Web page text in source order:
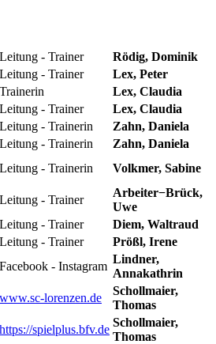
Leitung - Trainer
Rödig, Dominik
Leitung - Trainer
Lex, Peter
Trainerin
Lex, Claudia
Leitung - Trainer
Lex, Claudia
Leitung - Trainerin
Zahn, Daniela
Leitung - Trainerin
Zahn, Daniela
Leitung - Trainerin Volkmer, Sabine
Leitung - Trainer
Arbeiter−Brück,
Uwe
Leitung - Trainer
Diem, Waltraud
Leitung - Trainer
Prößl, Irene
Facebook - Instagram
Lindner,
Annakathrin
www.sc-lorenzen.de
Schollmaier,
Thomas
https://spielplus.bfv.de
Schollmaier,
Thomas